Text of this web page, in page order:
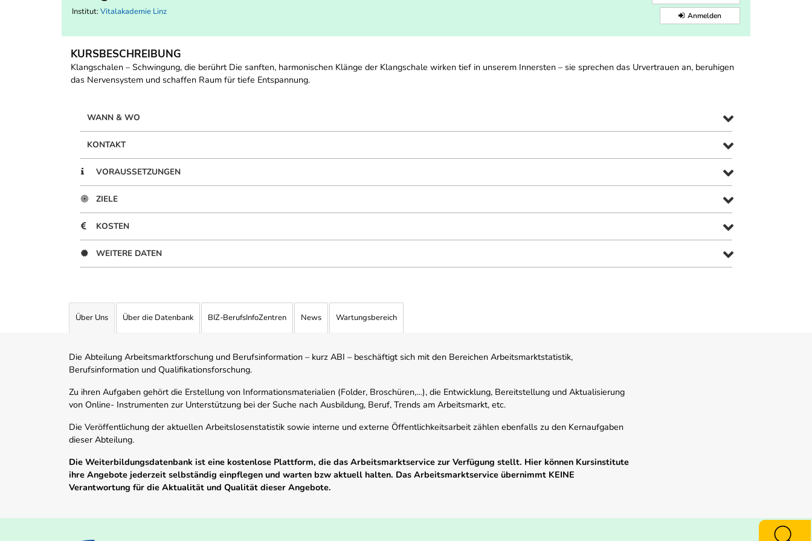
Institut: Vitalakademie Linz Anmelden
KURSBESCHREIBUNG
Klangschalen – Schwingung, die berührt Die sanften, harmonischen Klänge der Klangschale wirken tief in unserem Innersten – sie sprechen das Urvertrauen an, beruhigen
das Nervensystem und schaffen Raum für tiefe Entspannung.
WANN & WO
KONTAKT
VORAUSSETZUNGEN
ZIELE
KOSTEN
WEITERE DATEN
Über Uns Über die Datenbank BIZ-BerufsInfoZentren News Wartungsbereich
Die Abteilung Arbeitsmarktforschung und Berufsinformation – kurz ABI – beschäftigt sich mit den Bereichen Arbeitsmarktstatistik,
Berufsinformation und Qualifikationsforschung.
Zu ihren Aufgaben gehört die Erstellung von Informationsmaterialien (Folder, Broschüren,…), die Entwicklung, Bereitstellung und Aktualisierung
von Online- Instrumenten zur Unterstützung bei der Suche nach Ausbildung, Beruf, Trends am Arbeitsmarkt, etc.
Die Veröffentlichung der aktuellen Arbeitslosenstatistik sowie interne und externe Öffentlichkeitsarbeit zählen ebenfalls zu den Kernaufgaben
dieser Abteilung.
Die Weiterbildungsdatenbank ist eine kostenlose Plattform, die das Arbeitsmarktservice zur Verfügung stellt. Hier können Kursinstitute
ihre Angebote jederzeit selbständig einpflegen und warten bzw aktuell halten. Das Arbeitsmarktservice übernimmt KEINE
Verantwortung für die Aktualität und Qualität dieser Angebote.